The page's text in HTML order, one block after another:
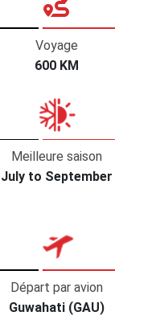
Voyage
600 KM
Meilleure saison
July to September
Départ par avion
Guwahati (GAU)